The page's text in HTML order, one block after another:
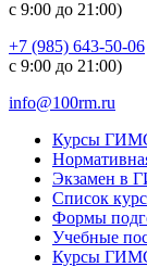
с 9:00 до 21:00)
+7 (985) 643-50-06
с 9:00 до 21:00)
info@100rm.ru
Курсы ГИМС
Экзамен в
Список
Формы
Учебные
Курсы